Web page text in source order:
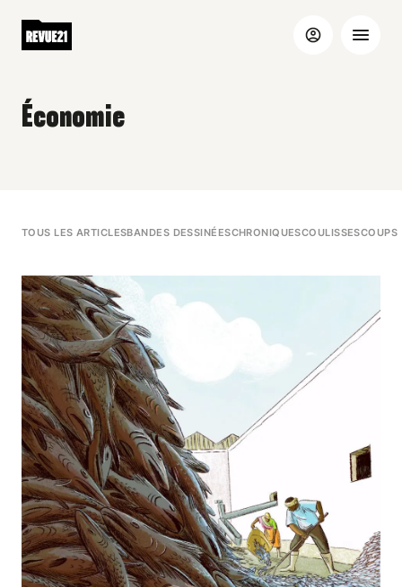
Économie
TOUS LES ARTICLESBANDES DESSINÉESCHRONIQUESCOULISSESCOUPS